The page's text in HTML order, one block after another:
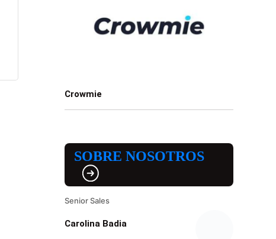
Crowmie
SOBRE NOSOTROS
Senior Sales
Carolina Badia